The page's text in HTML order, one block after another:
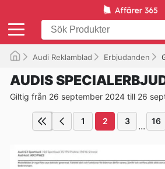
Audi Reklamblad Erbjudanden
AUDIS
Giltig från 26 september 2024 till 26
1 2 3 ... 16